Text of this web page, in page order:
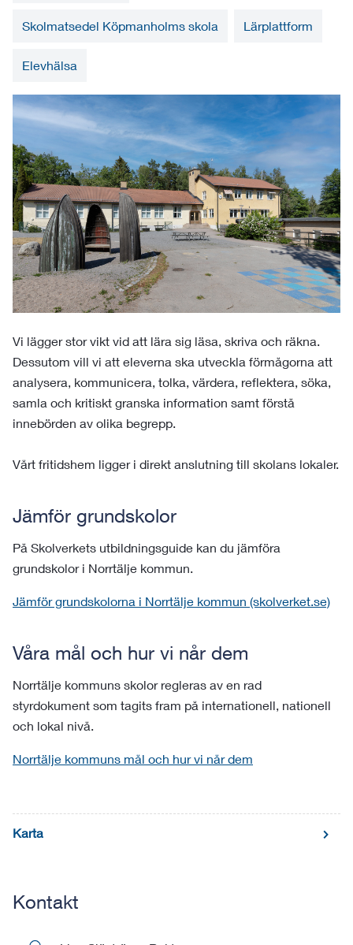
Skolmatsedel Köpmanholms skola Lärplattform
Elevhälsa
Vi lägger stor vikt vid att lära sig läsa, skriva och räkna.
Dessutom vill vi att eleverna ska utveckla förmågorna att
analysera, kommunicera, tolka, värdera, reflektera, söka,
samla och kritiskt granska information samt förstå
innebörden av olika begrepp.
Vårt fritidshem ligger i direkt anslutning till skolans lokaler.
Jämför grundskolor
På Skolverkets utbildningsguide kan du jämföra
grundskolor i Norrtälje kommun.
Jämför grundskolorna i Norrtälje kommun (skolverket.se)
Våra mål och hur vi når dem
Norrtälje kommuns skolor regleras av en rad
styrdokument som tagits fram på internationell, nationell
och lokal nivå.
Norrtälje kommuns mål och hur vi når dem
Karta
Kontakt